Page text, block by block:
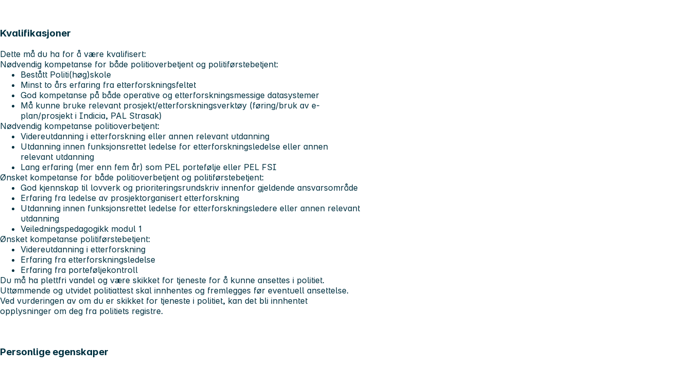
Kvalifikasjoner
Dette må du ha for å være kvalifisert:
Nødvendig kompetanse for både politioverbetjent og politiførstebetjent:
Bestått Politi(høg)skole
Minst to års erfaring fra etterforskningsfeltet
God kompetanse på både operative og etterforskningsmessige datasystemer
Må kunne bruke relevant prosjekt/etterforskningsverktøy (føring/bruk av e-
plan/prosjekt i Indicia, PAL Strasak)
Nødvendig kompetanse politioverbetjent:
Videreutdanning i etterforskning eller annen relevant utdanning
Utdanning innen funksjonsrettet ledelse for etterforskningsledelse eller annen
relevant utdanning
Lang erfaring (mer enn fem år) som PEL portefølje eller PEL FSI
Ønsket kompetanse for både politioverbetjent og politiførstebetjent:
God kjennskap til lovverk og prioriteringsrundskriv innenfor gjeldende ansvarsområde
Erfaring fra ledelse av prosjektorganisert etterforskning
Utdanning innen funksjonsrettet ledelse for etterforskningsledere eller annen relevant
utdanning
Veiledningspedagogikk modul 1
Ønsket kompetanse politiførstebetjent:
Videreutdanning i etterforskning
Erfaring fra etterforskningsledelse
Erfaring fra porteføljekontroll
Du må ha plettfri vandel og være skikket for tjeneste for å kunne ansettes i politiet.
Uttømmende og utvidet politiattest skal innhentes og fremlegges før eventuell ansettelse.
Ved vurderingen av om du er skikket for tjeneste i politiet, kan det bli innhentet
opplysninger om deg fra politiets registre.
Personlige egenskaper